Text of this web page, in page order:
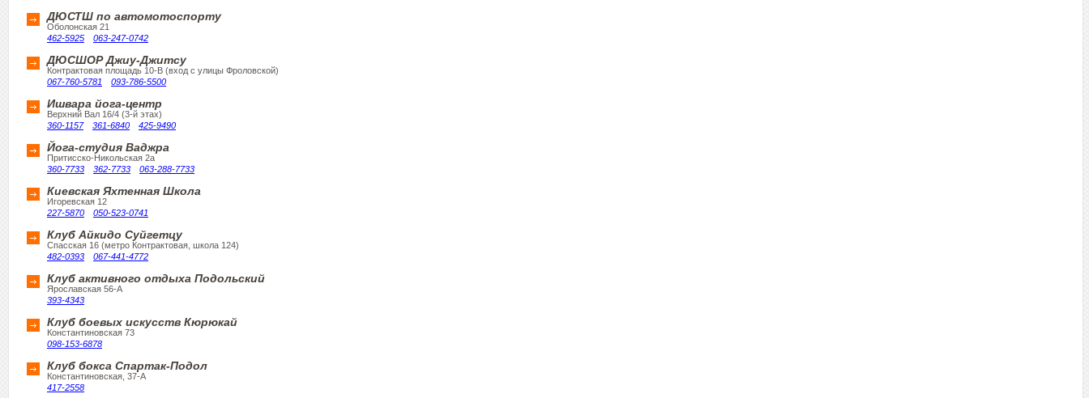
ДЮСТШ по автомотоспорту
Оболонская 21
462-5925
063-247-0742
ДЮСШОР Джиу-Джитсу
Контрактовая площадь 10-В (вход с улицы Фроловской)
067-760-5781
093-786-5500
Ишвара йога-центр
Верхний Вал 16/4 (3-й этах)
360-1157
361-6840 425-9490
Йога-студия Ваджра
Притисско-Никольская 2а
360-7733
362-7733 063-288-7733
Киевская Яхтенная Школа
Игоревская 12
227-5870
050-523-0741
Клуб Айкидо Суйгетцу
Спасская 16 (метро Контрактовая, школа 124)
482-0393
067-441-4772
Клуб активного отдыха Подольский
Ярославская 56-А
393-4343
Клуб боевых искусств Кюрюкай
Константиновская 73
098-153-6878
Клуб бокса Спартак-Подол
Константиновская, 37-А
417-2558